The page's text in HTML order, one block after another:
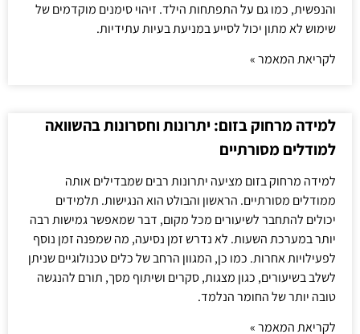
והנפשית, כמו גם על התפתחות הילד. זיהוי סימנים מוקדמים של
שימוש לא מתון יכול לסייע במניעת בעיות עתידיות.
לקריאת המאמר »
למידה מרחוק בזום: יתרונות וחסרונות בהשוואה
למודלים מסורתיים
למידה מרחוק בזום מציעה יתרונות רבים שמבדילים אותה
ממודלים מסורתיים. הראשון והבולט הוא הנגישות. תלמידים
יכולים להתחבר לשיעורים מכל מקום, דבר שמאפשר גמישות רבה
יותר במערכת השעות. לא נדרש זמן נסיעה, מה שמפנה זמן נוסף
לפעילויות אחרות. כמו כן, המגוון הרחב של כלים טכנולוגיים שניתן
לשלב בשיעורים, כגון מצגות, סקרים ושיתוף מסך, תורם להנגשה
טובה יותר של החומר הנלמד.
לקריאת המאמר »